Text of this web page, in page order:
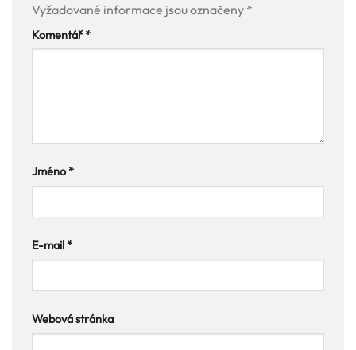
Vyžadované informace jsou označeny *
Komentář*
Jméno*
E-mail*
Webová stránka